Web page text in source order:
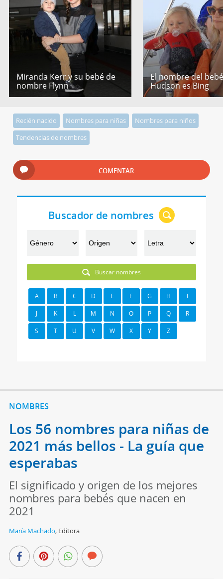
Miranda Kerr y su bebé de
nombre Flynn
El nombre del
Hudson es Bing
Recién nacido Nombres para niñas
Nombres para niños
Tendencias de nombres
COMENTAR
Buscador de nombres
Buscar nombres
A B C D E F G H I
J K L M N O P Q R
S T U V W X Y Z
NOMBRES
Los 56 nombres para niñas de
2021 más bellos - La guía que
esperabas
El significado y origen de los mejores
nombres para bebés que nacen en
2021
María Machado, Editora